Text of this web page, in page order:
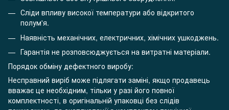
Сліди впливу високої температури або відкритого
полум'я.
Наявність механічних, електричних, хімічних ушкоджень.
Гарантія не розповсюджується на витратні матеріали.
Порядок обміну дефектного виробу:
Несправний виріб може підлягати заміні, якщо продавець
вважає це необхідним, тільки у разі його повної
комплектності, в оригінальній упаковці без слідів